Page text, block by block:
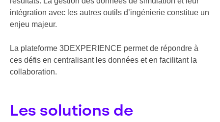
intégration avec les autres outils d’ingénierie constitue un
enjeu majeur.
La plateforme 3DEXPERIENCE permet de répondre à
ces défis en centralisant les données et en facilitant la
collaboration.
Les solutions de